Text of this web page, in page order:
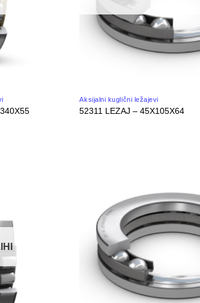
Aksijalni kuglični ležajevi
52311 LEZAJ – 45X105X64